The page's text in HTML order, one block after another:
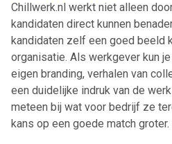
Chillwerk.nl werkt niet alleen
kandidaten direct kunnen
kandidaten zelf een goed beeld
organisatie. Als werkgever kun
eigen branding, verhalen van
een duidelijke indruk van de
meteen bij wat voor bedrijf ze
kans op een goede match groter.